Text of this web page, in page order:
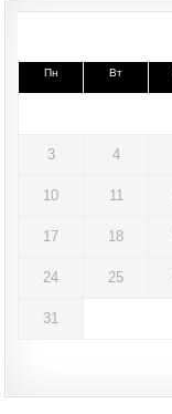
Пн Вт
3 4
10 11
17 18
24 25
31